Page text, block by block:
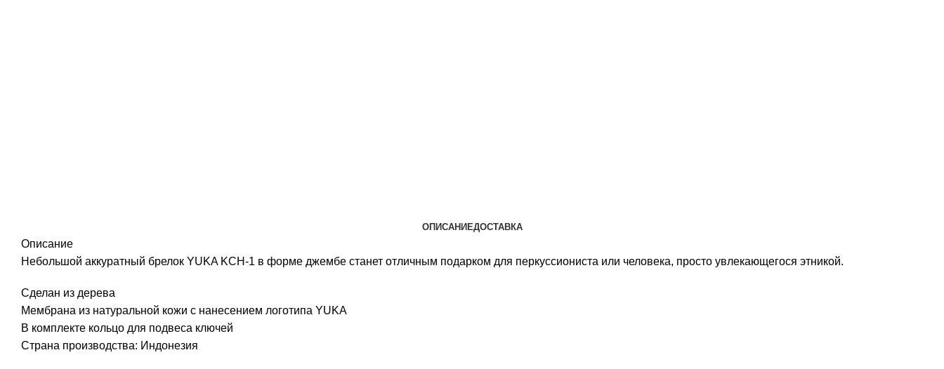
ОПИСАНИЕДОСТАВКА
Описание
Небольшой аккуратный брелок YUKA KCH-1 в форме джембе станет отличным подарком для перкуссиониста или человека, просто увлекающегося этникой.
Сделан из дерева
Мембрана из натуральной кожи с нанесением логотипа YUKA
В комплекте кольцо для подвеса ключей
Страна производства: Индонезия